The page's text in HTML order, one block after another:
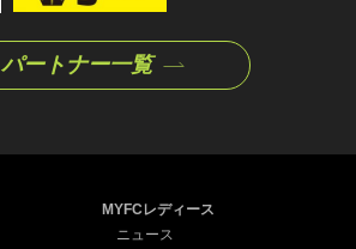
パートナー一覧
MYFCレディース
ニュース